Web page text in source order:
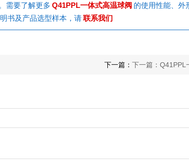
需要了解更多 Q41PPL一体式高温球阀 的使用性能、外
书及产品选型样本，请联系我们
下一篇： 下一篇：Q41PPL